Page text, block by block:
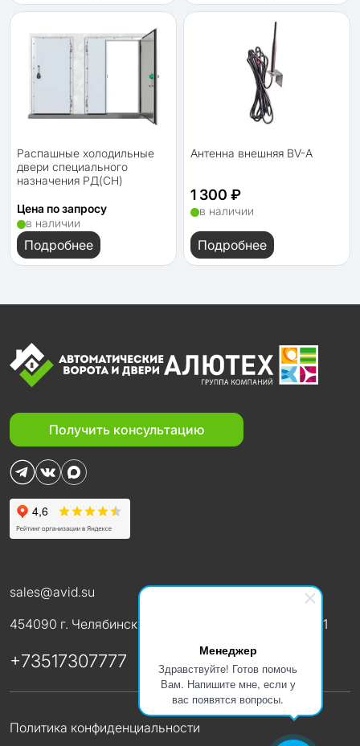
Менеджер
Здравствуйте! Готов помочь
Вам. Напишите мне, если у
вас появятся вопросы.
Распашные холодильные
двери специального
назначения РД(СН)
Цена по запросу
в наличии
Подробнее
Антенна внешняя BV-A
1 300 ₽
в наличии
Подробнее
Получить консультацию
sales@avid.su
454090 г. Челябинск ул. 3-го Интернационала, д. 111
+73517307777
Политика конфиденциальности